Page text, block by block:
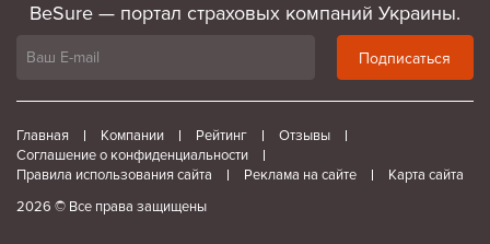
BeSure — портал страховых компаний Украины.
Подписаться
Главная Компании Рейтинг
Отзывы
Соглашение о конфиденциальности
Правила использования сайта
Реклама на сайте
Карта сайта
2026 © Все права защищены